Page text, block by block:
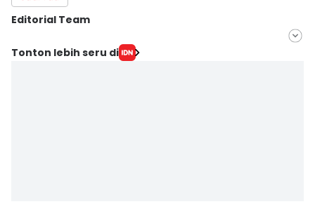
Editorial Team
Editor
Tonton lebih seru di